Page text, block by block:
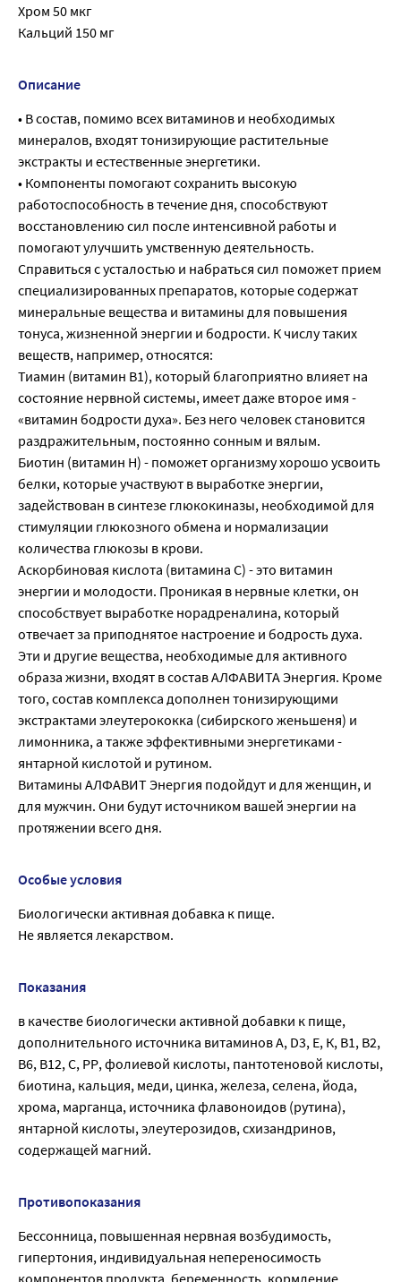
Хром 50 мкг
Кальций 150 мг
Описание
• В состав, помимо всех витаминов и необходимых
минералов, входят тонизирующие растительные
экстракты и естественные энергетики.
• Компоненты помогают сохранить высокую
работоспособность в течение дня, способствуют
восстановлению сил после интенсивной работы и
помогают улучшить умственную деятельность.
Справиться с усталостью и набраться сил поможет прием
специализированных препаратов, которые содержат
минеральные вещества и витамины для повышения
тонуса, жизненной энергии и бодрости. К числу таких
веществ, например, относятся:
Тиамин (витамин В1), который благоприятно влияет на
состояние нервной системы, имеет даже второе имя -
«витамин бодрости духа». Без него человек становится
раздражительным, постоянно сонным и вялым.
Биотин (витамин H) - поможет организму хорошо усвоить
белки, которые участвуют в выработке энергии,
задействован в синтезе глюкокиназы, необходимой для
стимуляции глюкозного обмена и нормализации
количества глюкозы в крови.
Аскорбиновая кислота (витамина С) - это витамин
энергии и молодости. Проникая в нервные клетки, он
способствует выработке норадреналина, который
отвечает за приподнятое настроение и бодрость духа.
Эти и другие вещества, необходимые для активного
образа жизни, входят в состав АЛФАВИТА Энергия. Кроме
того, состав комплекса дополнен тонизирующими
экстрактами элеутерококка (сибирского женьшеня) и
лимонника, а также эффективными энергетиками -
янтарной кислотой и рутином.
Витамины АЛФАВИТ Энергия подойдут и для женщин, и
для мужчин. Они будут источником вашей энергии на
протяжении всего дня.
Особые условия
Биологически активная добавка к пище.
Не является лекарством.
Показания
в качестве биологически активной добавки к пище,
дополнительного источника витаминов А, D3, Е, К, В1, В2,
В6, В12, С, РР, фолиевой кислоты, пантотеновой кислоты,
биотина, кальция, меди, цинка, железа, селена, йода,
хрома, марганца, источника флавоноидов (рутина),
янтарной кислоты, элеутерозидов, схизандринов,
содержащей магний.
Противопоказания
Бессонница, повышенная нервная возбудимость,
гипертония, индивидуальная непереносимость